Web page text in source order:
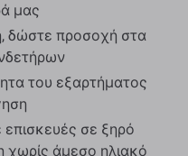
μας
δώστε προσοχή στα
του εξαρτήματος
σε ξηρό
χωρίς άμεσο ηλιακό